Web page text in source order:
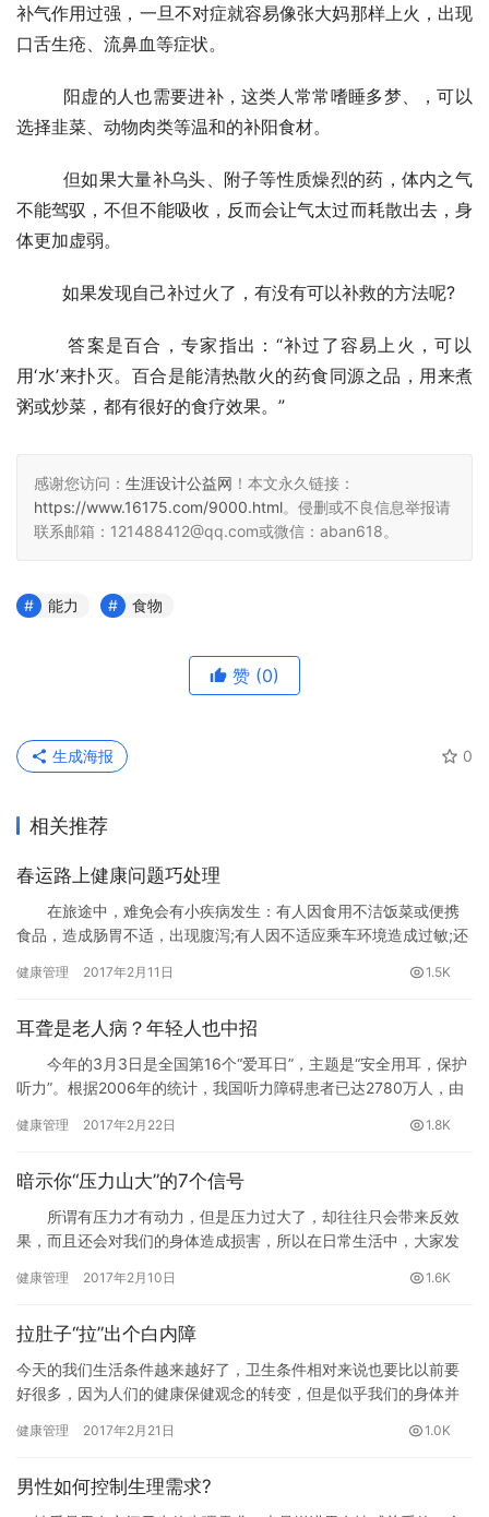
补气作用过强，一旦不对症就容易像张大妈那样上火，出现
口舌生疮、流鼻血等症状。
选择韭菜、动物肉类等温和的补阳食材。
不能驾驭，不但不能吸收，反而会让气太过而耗散出去，身
体更加虚弱。
  　　如果发现自己补过火了，有没有可以补救的方法呢?
用‘水’来扑灭。百合是能清热散火的药食同源之品，用来煮
粥或炒菜，都有很好的食疗效果。”
感谢您访问： 生涯设计公益网 ！本文永久链接：
https://www.16175.com/9000.html。侵删或不良信息举报请
联系邮箱：121488412@qq.com或微信：aban618。
能力 食物
赞 (0)
0
生成海报
相关推荐
春运路上健康问题巧处理
在旅途中，难免会有小疾病发生：有人因食用不洁饭菜或便携
食品，造成肠胃不适，出现腹泻;有人因不适应乘车环境造成过敏;还
病，除了随身携带相应常用药外，还可以学一些处理办法。
健康管理 2017年2月11日 1.5K
耳聋是老人病？年轻人也中招
今年的3月3日是全国第16个“爱耳日”，主题是“安全用耳，保护
听力”。根据2006年的统计，我国听力障碍患者已达2780万人，由
前全国病人应该不低于3000万。更令人担忧的是，近年来，等疾病
健康管理 2017年2月22日 1.8K
暗示你“压力山大”的7个信号
所谓有压力才有动力，但是压力过大了，却往往只会带来反效
果，而且还会对我们的身体造成损害，所以在日常生活中，大家发
的健康。下面内容为大家介绍的是暗示你“”的七个信号，一起来了解
健康管理 2017年2月10日 1.6K
拉肚子“拉”出个白内障
今天的我们生活条件越来越好了，卫生条件相对来说也要比以前要
好很多，因为人们的健康保健观念的转变，但是似乎我们的身体并
越娇贵…
健康管理 2017年2月21日 1.0K
男性如何控制生理需求?